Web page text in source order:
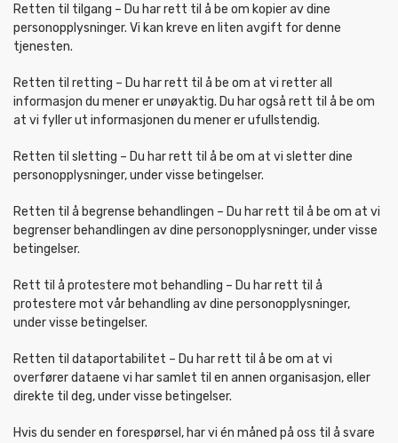
Retten til tilgang – Du har rett til å be om kopier av dine
personopplysninger. Vi kan kreve en liten avgift for denne
tjenesten.
Retten til retting – Du har rett til å be om at vi retter all
informasjon du mener er unøyaktig. Du har også rett til å be om
at vi fyller ut informasjonen du mener er ufullstendig.
Retten til sletting – Du har rett til å be om at vi sletter dine
personopplysninger, under visse betingelser.
Retten til å begrense behandlingen – Du har rett til å be om at vi
begrenser behandlingen av dine personopplysninger, under visse
betingelser.
Rett til å protestere mot behandling – Du har rett til å
protestere mot vår behandling av dine personopplysninger,
under visse betingelser.
Retten til dataportabilitet – Du har rett til å be om at vi
overfører dataene vi har samlet til en annen organisasjon, eller
direkte til deg, under visse betingelser.
Hvis du sender en forespørsel, har vi én måned på oss til å svare